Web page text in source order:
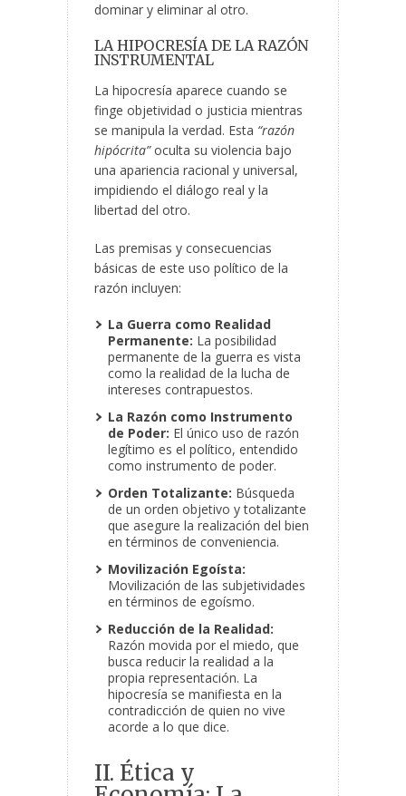
dominar y eliminar al otro.
LA HIPOCRESÍA DE LA RAZÓN
INSTRUMENTAL
La hipocresía aparece cuando se
finge objetividad o justicia mientras
se manipula la verdad. Esta “razón
hipócrita”oculta su violencia bajo
una apariencia racional y universal,
impidiendo el diálogo real y la
libertad del otro.
Las premisas y consecuencias
básicas de este uso político de la
razón incluyen:
La Guerra como Realidad
Permanente: La posibilidad
permanente de la guerra es vista
como la realidad de la lucha de
intereses contrapuestos.
La Razón como Instrumento
de Poder: El único uso de razón
legítimo es el político, entendido
como instrumento de poder.
Orden Totalizante: Búsqueda
de un orden objetivo y totalizante
que asegure la realización del bien
en términos de conveniencia.
Movilización Egoísta:
Movilización de las subjetividades
en términos de egoísmo.
Reducción de la Realidad:
Razón movida por el miedo, que
busca reducir la realidad a la
propia representación. La
hipocresía se manifiesta en la
contradicción de quien no vive
acorde a lo que dice.
II. Ética y